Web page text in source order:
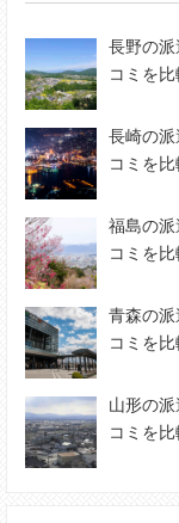
長野の
コミを比
長崎の
コミを比
福島の
コミを比
青森の
コミを比
山形の
コミを比